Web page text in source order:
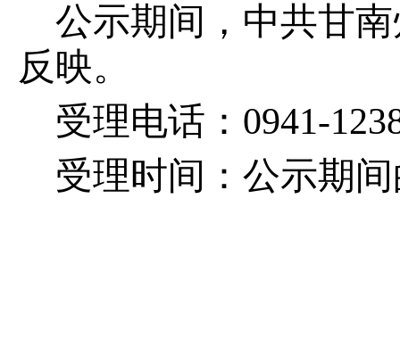
公示期间，中共甘
反映。
受理电话：0941-
受理时间：公示期间